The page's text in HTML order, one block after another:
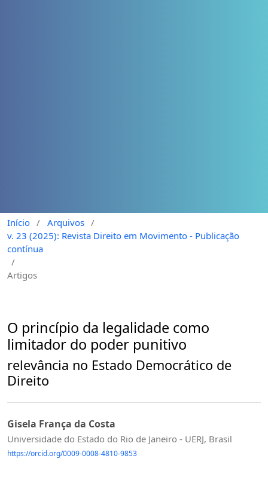
Início / Arquivos /
v. 23 (2025): Revista Direito em Movimento - Publicação
contínua
/
Artigos
O princípio da legalidade como
limitador do poder punitivo
relevância no Estado Democrático de
Direito
Gisela França da Costa
Universidade do Estado do Rio de Janeiro - UERJ, Brasil
https://orcid.org/0009-0008-4810-9853